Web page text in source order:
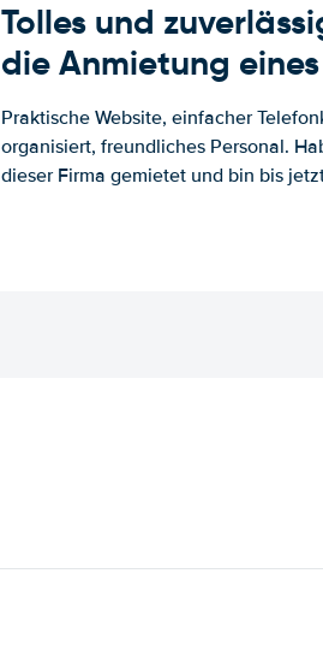
Tolles und
die Anmietung
Praktische Website, einfacher
organisiert, freundliches Personal.
dieser Firma gemietet und bin bis